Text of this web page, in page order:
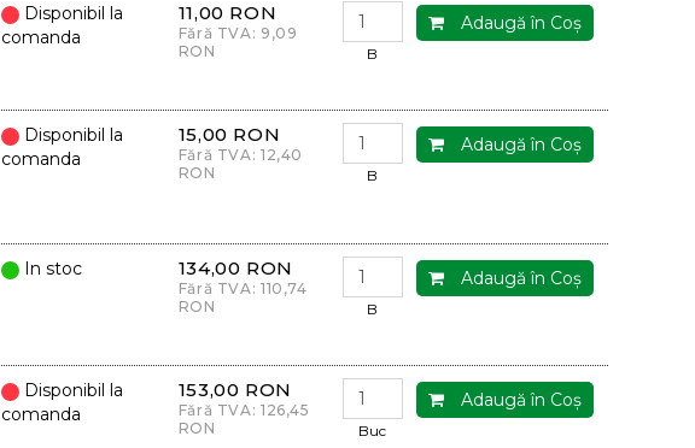
Disponibil la
comanda
11,00 RON
Fără TVA: 9,09
RON
Adaugă în Coş
B
Disponibil la
comanda
15,00 RON
Fără TVA: 12,40
RON
Adaugă în Coş
B
In stoc 134,00 RON
Fără TVA: 110,74
RON
Adaugă în Coş
B
Disponibil la
comanda
153,00 RON
Fără TVA: 126,45
RON
Adaugă în Coş
Buc